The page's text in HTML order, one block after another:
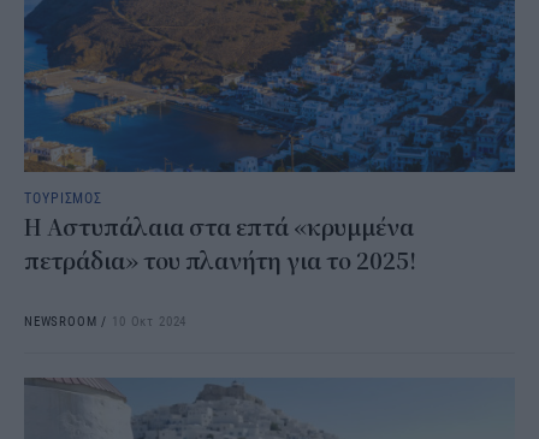
ΤΟΥΡΙΣΜΟΣ
Η Αστυπάλαια στα επτά «κρυμμένα
πετράδια» του πλανήτη για το 2025!
NEWSROOM / 10 Οκτ 2024